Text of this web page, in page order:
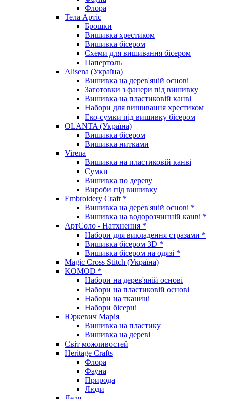
Флора
Тела Артіс
Брошки
Вишивка хрестиком
Вишивка бісером
Схеми для вишивання бісером
Папертоль
Alisena (Україна)
Вишивка на дерев'яній основі
Заготовки з фанери під вишивку
Вишивка на пластиковій канві
Набори для вишивання хрестиком
Еко-сумки під вишивку бісером
OLANTA (Україна)
Вишивка бісером
Вишивка нитками
Virena
Вишивка на пластиковій канві
Сумки
Вишивка по дереву
Вироби під вишивку
Embroidery Craft *
Вишивка на дерев'яній основі *
Вишивка на водорозчинній канві *
АртСоло - Натхнення *
Набори для викладення стразами *
Вишивка бісером 3D *
Вишивка бісером на одязі *
Magic Cross Stitch (Україна)
KOMOD *
Набори на дерев'яній основі
Набори на пластиковій основі
Набори на тканині
Набори бісерні
Юркевич Марія
Вишивка на пластику
Вишивка на дереві
Світ можливостей
Heritage Crafts
Флора
Фауна
Природа
Люди